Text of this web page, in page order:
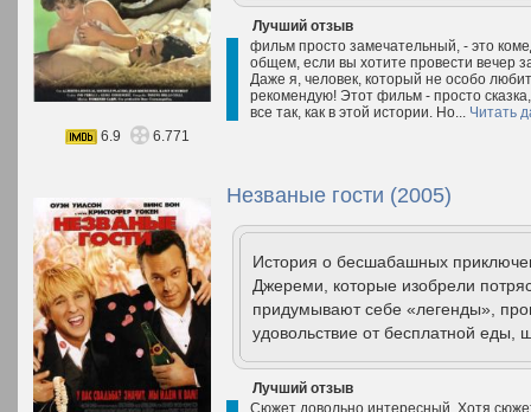
Лучший отзыв
фильм просто замечательный, - это
общем, если вы хотите провести вечер
Даже я, человек, который не особо
рекомендую! Этот фильм - просто
все так, как в этой истории. Но... Читать
6.9
6.771
Незваные гости (2005)
История о бесшабашных
Джереми, которые изобрели
придумывают себе «легенды»,
удовольствие от бесплатной еды,
Лучший отзыв
Сюжет довольно интересный. Хотя